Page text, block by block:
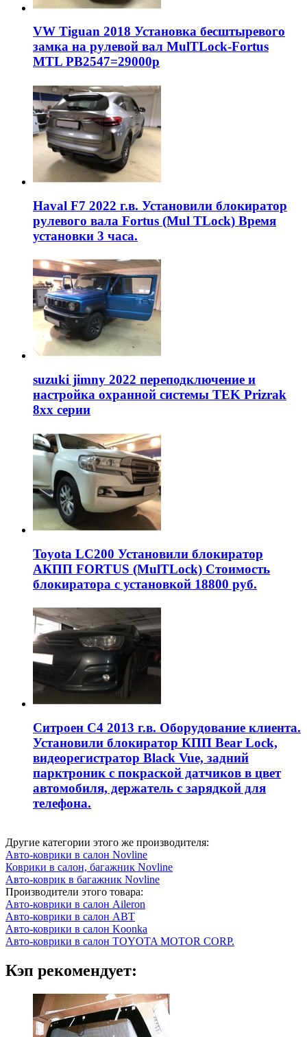
VW Tiguan 2018 Установка бесштыревого
замка на рулевой вал MulTLock-Fortus
MTL РВ2547=29000р
Haval F7 2022 г.в. Установили блокиратор
рулевого вала Fortus (Mul TLock) Время
установки 3 часа.
suzuki jimny 2022 переподключение и
настройка охранной системы TEK Prizrak
8xx серии
Toyota LC200 Установили блокиратор
АКПП FORTUS (MulTLock) Стоимость
блокиратора с установкой 18800 руб.
Ситроен С4 2013 г.в. Оборудование клиента.
Установили блокиратор КПП Bear Lock,
видеорегистратор Black Vue, задний
парктроник с покраской датчиков в цвет
автомобиля, держатель с зарядкой для
телефона.
Другие категории этого же производителя:
Авто-коврики в салон Novline
Коврики в салон, багажник Novline
Авто-коврик в багажник Novline
Производители этого товара:
Авто-коврики в салон Aileron
Авто-коврики в салон ABT
Авто-коврики в салон Koonka
Авто-коврики в салон TOYOTA MOTOR CORP.
Кэп рекомендует: